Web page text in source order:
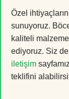
Özel
sunuyoruz.
kaliteli
ediyoruz. Siz
iletişim
teklifini